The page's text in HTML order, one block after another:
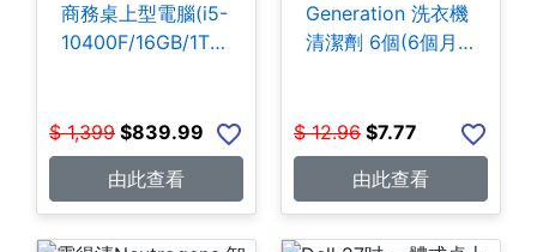
商務桌上型電腦(i5-
10400F/16GB/1TB
$ 1,399 $839.99
由此查看
Generation 洗衣機
清潔劑 6個(6個月
$ 12.96 $7.77
由此查看